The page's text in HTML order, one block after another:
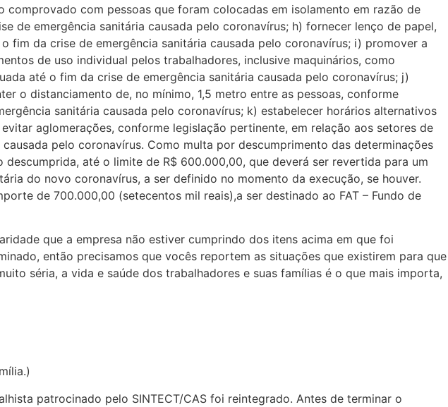
com pessoas que foram colocadas em isolamento em razão de
de emergência sanitária causada pelo coronavírus; h) fornecer lenço de papel,
fim da crise de emergência sanitária causada pelo coronavírus; i) promover a
de uso individual pelos trabalhadores, inclusive maquinários, como
até o fim da crise de emergência sanitária causada pelo coronavírus; j)
o distanciamento de, no mínimo, 1,5 metro entre as pessoas, conforme
sanitária causada pelo coronavírus; k) estabelecer horários alternativos
aglomerações, conforme legislação pertinente, em relação aos setores de
pelo coronavírus. Como multa por descumprimento das determinações
até o limite de R$ 600.000,00, que deverá ser revertida para um
do novo coronavírus, a ser definido no momento da execução, se houver.
de 700.000,00 (setecentos mil reais),a ser destinado ao FAT – Fundo de
que a empresa não estiver cumprindo dos itens acima em que foi
então precisamos que vocês reportem as situações que existirem para que
séria, a vida e saúde dos trabalhadores e suas famílias é o que mais importa,
patrocinado pelo SINTECT/CAS foi reintegrado. Antes de terminar o